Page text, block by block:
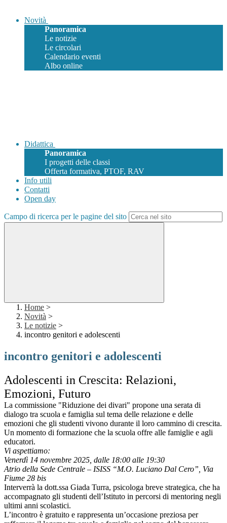
Novità
Panoramica
Le notizie
Le circolari
Calendario eventi
Albo online
Didattica
Panoramica
I progetti delle classi
Offerta formativa, PTOF, RAV
Info utili
Contatti
Open day
Campo di ricerca per le pagine del sito
Home >
Novità >
Le notizie >
incontro genitori e adolescenti
incontro genitori e adolescenti
Adolescenti in Crescita: Relazioni,
Emozioni, Futuro
La commissione "Riduzione dei divari" propone una serata di
dialogo tra scuola e famiglia sul tema delle relazione e delle
emozioni che gli studenti vivono durante il loro cammino di crescita.
Un momento di formazione che la scuola offre alle famiglie e agli
educatori.
Vi aspettiamo:
Venerdì 14 novembre 2025, dalle 18:00 alle 19:30
Atrio della Sede Centrale – ISISS “M.O. Luciano Dal Cero”, Via
Fiume 28 bis
Interverrà la dott.ssa Giada Turra, psicologa breve strategica, che ha
accompagnato gli studenti dell’Istituto in percorsi di mentoring negli
ultimi anni scolastici.
L’incontro è gratuito e rappresenta un’occasione preziosa per